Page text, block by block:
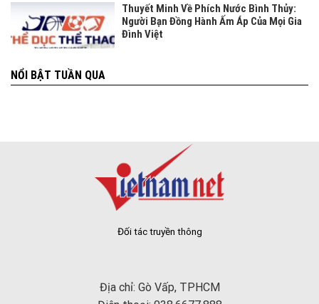
Thuyết Minh Về Phích Nước Bình Thủy:
Người Bạn Đồng Hành Ấm Áp Của Mọi Gia
Đình Việt
NỔI BẬT TUẦN QUA
Đối tác truyền thông
Địa chỉ: Gò Vấp, TPHCM